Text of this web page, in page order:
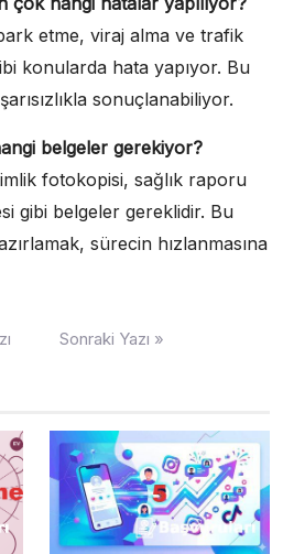
etme, viraj alma ve trafik
konularda hata yapıyor. Bu
sonuçlanabiliyor.
belgeler gerekiyor?
fotokopisi, sağlık raporu
gibi belgeler gereklidir. Bu
sürecin hızlanmasına
Sonraki Yazı »